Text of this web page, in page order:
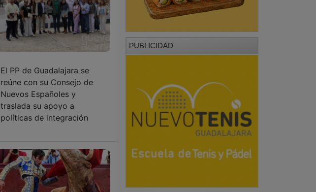
El PP de Guadalajara se
reúne con su Consejo de
Nuevos Españoles y
traslada su apoyo a
políticas de integración
PUBLICIDAD